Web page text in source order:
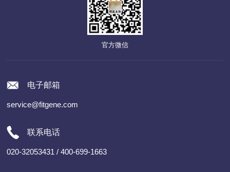
官方微信
电子邮箱
service@fitgene.com
联系电话
020-32053431 / 400-699-1663